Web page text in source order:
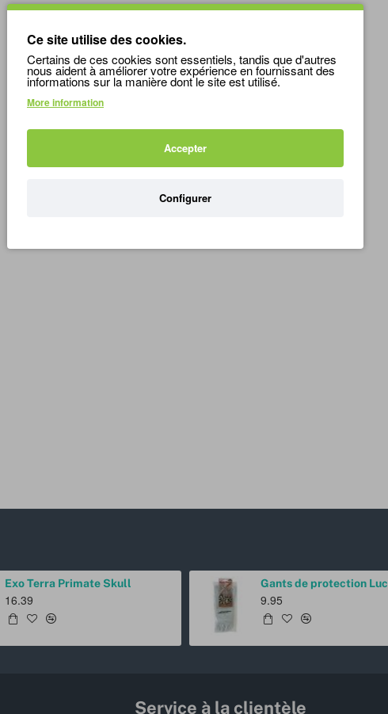
Exo Terra Primate Skull
16.39 9.95
Service à la clientèle
Ce site utilise des cookies.
Certains de ces cookies sont essentiels, tandis que d'autres
nous aident à améliorer votre expérience en fournissant des
informations sur la manière dont le site est utilisé.
More information
Accepter
Configurer